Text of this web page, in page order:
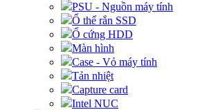
PSU - Nguồn máy tính
Ổ thể rắn SSD
Ổ cứng HDD
Màn hình
Case - Vỏ máy tính
Tản nhiệt
Capture card
Intel NUC